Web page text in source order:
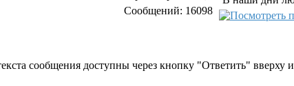
Сообщений: 16098
сообщения доступны через кнопку "Ответить" вверху